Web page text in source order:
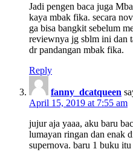
Jadi pengen baca juga
kaya mbak fika. secara
ga bisa bangkit sebelum
reviewnya jg sblm ini dan
dr pandangan mbak fika.
Reply
fanny_dcatqueen
April 15, 2019 at 7:55 am
jujur aja yaaa, aku baru
lumayan ringan dan enak
supernova. baru 1 buku